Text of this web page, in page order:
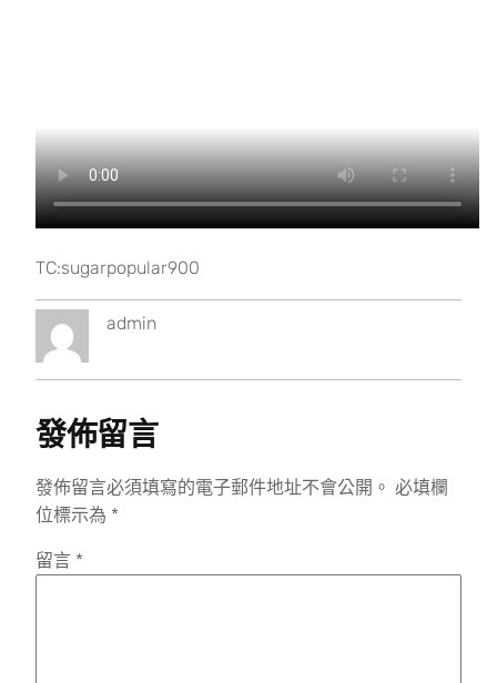
TC:sugarpopular900
admin
發佈留言
發佈留言必須填寫的電子郵件地址不會公開。 必填欄
位標示為 *
留言 *